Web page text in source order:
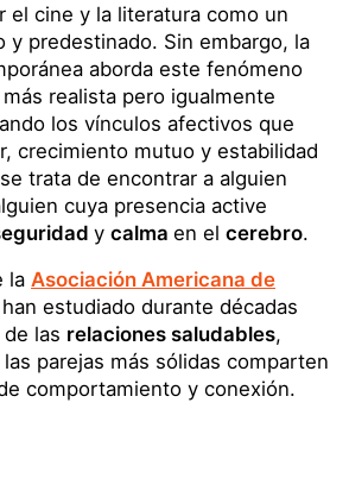
el cine y la literatura como un
y predestinado. Sin embargo, la
aborda este fenómeno
realista pero igualmente
los vínculos afectivos que
crecimiento mutuo y estabilidad
trata de encontrar a alguien
cuya presencia active
y calma en el cerebro.
la Asociación Americana de
han estudiado durante décadas
las relaciones saludables,
parejas más sólidas comparten
comportamiento y conexión.